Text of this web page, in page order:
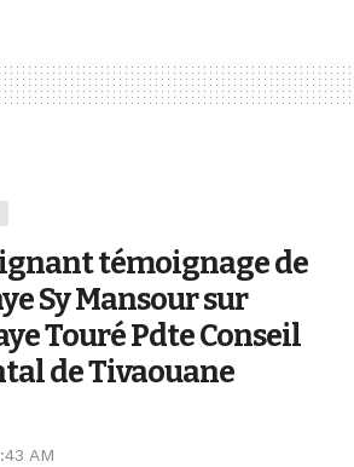
témoignage de
Sy Mansour sur
Touré Pdte Conseil
de Tivaouane
AM